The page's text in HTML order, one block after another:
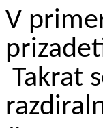
V
Takrat